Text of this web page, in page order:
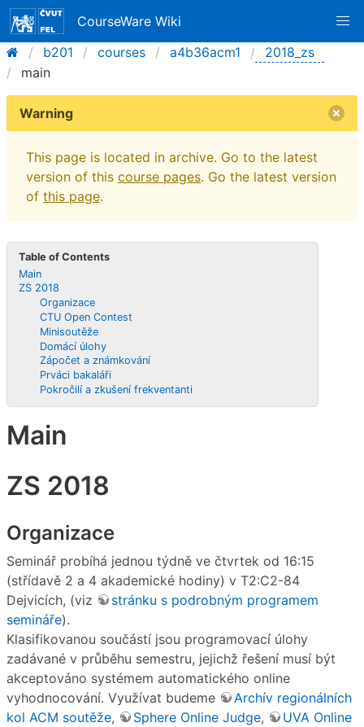
CourseWare Wiki
b201
courses a4b36acm1
2018_zs
main
Warning
This page is located in archive. Go to the latest
version of this course pages. Go the latest version
of this page.
Table of Contents
Main
ZS 2018
Organizace
CTU Open Contest
Minisoutěže
Domácí úlohy
Zápočet a známkování
Prváci bakaláři
Pokročilí a zkušení frekventanti
Main
ZS 2018
Organizace
Seminář probíhá jednou týdně ve čtvrtek od 16:15
(střídavě 2 a 4 akademické hodiny) v T2:C2-84
Dejvicích, (viz
stránku s podrobným programem
semináře).
Klasifikovanou součástí jsou programovací úlohy
zadávané v průběhu semestru, jejichž řešení musí být
akceptováno systémem automatického online
vyhodnocování. Využívat budeme
Archív regionálních
kol ACM soutěže, Sphere Online Judge,
UVA Online